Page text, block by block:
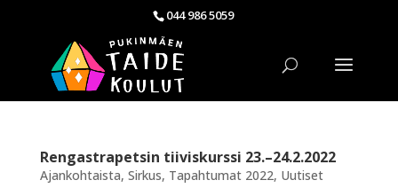
044 986 5059
Rengastrapetsin tiiviskurssi 23.–24.2.2022
Ajankohtaista, Sirkus, Tapahtumat 2022, Uutiset